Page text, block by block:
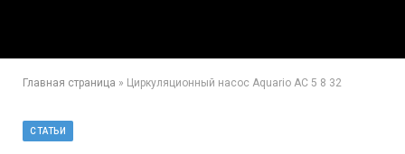
Главная страница » Циркуляционный насос Aquario AC 5 8 32
СТАТЬИ